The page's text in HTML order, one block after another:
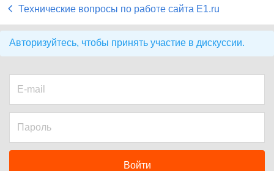
Технические вопросы по работе сайта E1.ru
Авторизуйтесь, чтобы принять участие в дискуссии.
Войти